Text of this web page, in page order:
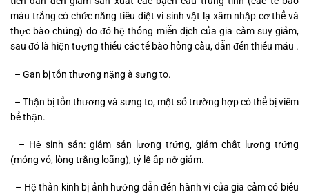
màu trắng có chức năng tiêu diệt vi sinh vật lạ xâm nhập cơ thể và
thực bào chúng) do đó hệ thống miễn dịch của gia cầm suy giảm,
sau đó là hiện tượng thiếu các tế bào hồng cầu, dẫn đến thiếu máu .
– Gan bị tổn thương nặng à sưng to.
– Thận bị tổn thương và sưng to, một số trường hợp có thể bị viêm
bể thận.
– Hệ sinh sản: giảm sản lượng trứng, giảm chất lượng trứng
(mỏng vỏ, lòng trắng loãng), tỷ lệ ấp nở giảm.
– Hệ thần kinh bị ảnh hưởng dẫn đến hành vi của gia cầm có biểu